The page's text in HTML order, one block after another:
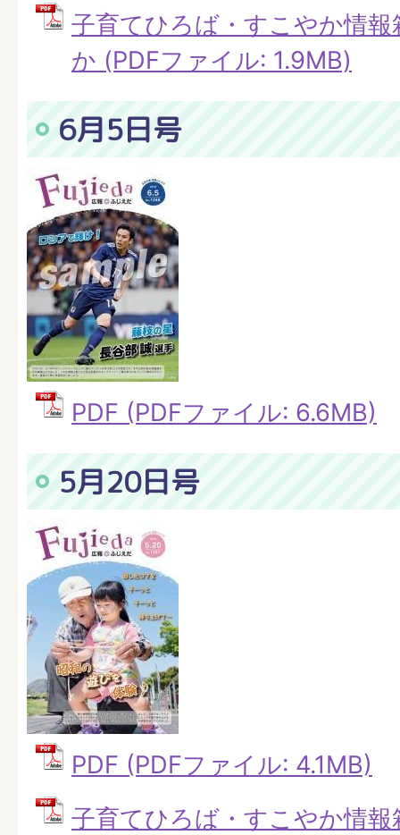
子育てひろば・すこやか情報
か (PDFファイル: 1.9MB)
6月5日号
PDF (PDFファイル: 6.6MB)
5月20日号
PDF (PDFファイル: 4.1MB)
子育てひろば・すこやか情報